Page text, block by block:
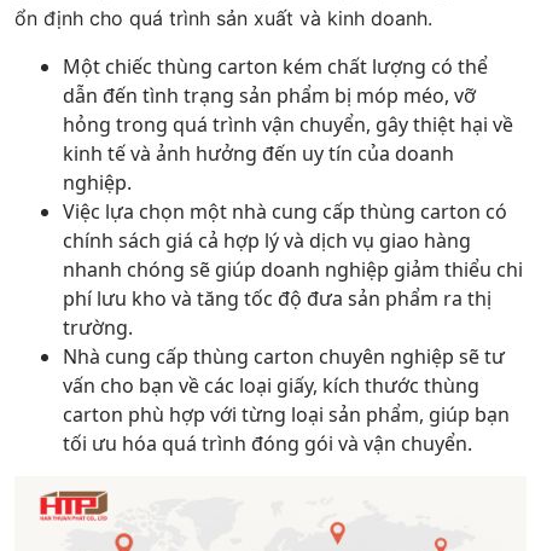
ổn định cho quá trình sản xuất và kinh doanh.
Một chiếc thùng carton kém chất lượng có thể
dẫn đến tình trạng sản phẩm bị móp méo, vỡ
hỏng trong quá trình vận chuyển, gây thiệt hại về
kinh tế và ảnh hưởng đến uy tín của doanh
nghiệp.
Việc lựa chọn một nhà cung cấp thùng carton có
chính sách giá cả hợp lý và dịch vụ giao hàng
nhanh chóng sẽ giúp doanh nghiệp giảm thiểu chi
phí lưu kho và tăng tốc độ đưa sản phẩm ra thị
trường.
Nhà cung cấp thùng carton chuyên nghiệp sẽ tư
vấn cho bạn về các loại giấy, kích thước thùng
carton phù hợp với từng loại sản phẩm, giúp bạn
tối ưu hóa quá trình đóng gói và vận chuyển.